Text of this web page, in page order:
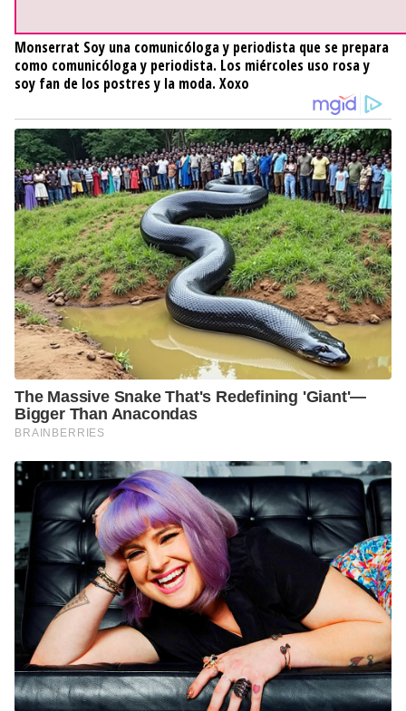
Monserrat Soy una comunicóloga y periodista que se prepara
como comunicóloga y periodista. Los miércoles uso rosa y
soy fan de los postres y la moda. Xoxo